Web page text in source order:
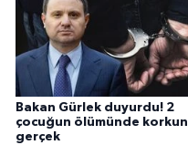
Bakan Gürlek duyurdu! 2
çocuğun ölümünde
gerçek